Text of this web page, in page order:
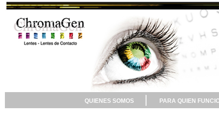
QUIENES SOMOS PARA QUIEN